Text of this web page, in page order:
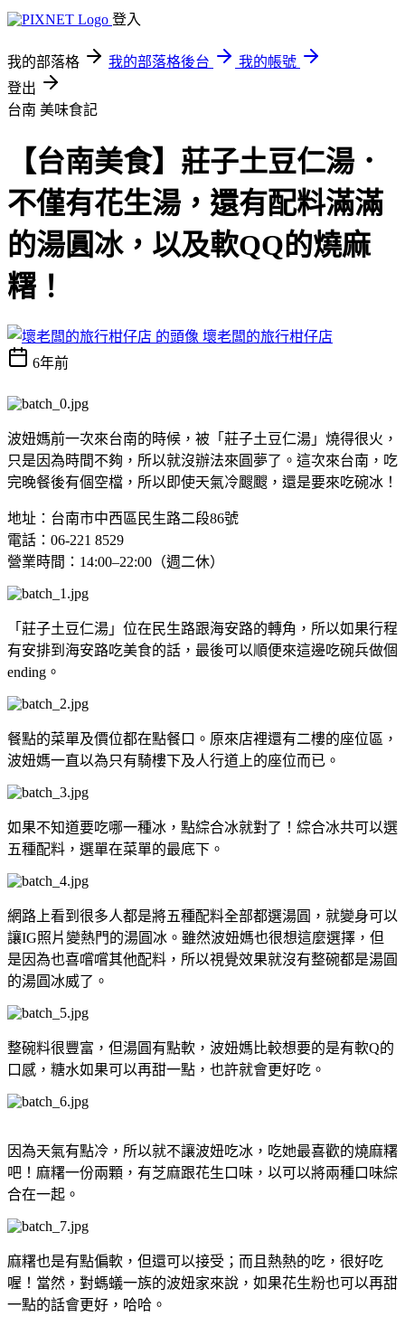
登入
我的部落格 我的部落格後台
我的帳號
登出
台南 美味食記
【台南美食】莊子土豆仁湯．
不僅有花生湯，還有配料滿滿
的湯圓冰，以及軟QQ的燒麻
糬！
壞老闆的旅行柑仔店
6年前
波妞媽前一次來台南的時候，被「莊子土豆仁湯」燒得很火，
只是因為時間不夠，所以就沒辦法來圓夢了。這次來台南，吃
完晚餐後有個空檔，所以即使天氣冷颼颼，還是要來吃碗冰！
地址：台南市中西區民生路二段86號
電話：06-221 8529
營業時間：14:00–22:00（週二休）
「莊子土豆仁湯」位在民生路跟海安路的轉角，所以如果行程
有安排到海安路吃美食的話，最後可以順便來這邊吃碗兵做個
ending。
餐點的菜單及價位都在點餐口。原來店裡還有二樓的座位區，
波妞媽一直以為只有騎樓下及人行道上的座位而已。
如果不知道要吃哪一種冰，點綜合冰就對了！綜合冰共可以選
五種配料，選單在菜單的最底下。
網路上看到很多人都是將五種配料全部都選湯圓，就變身可以
讓IG照片變熱門的湯圓冰。雖然波妞媽也很想這麼選擇，但
是因為也喜嚐嚐其他配料，所以視覺效果就沒有整碗都是湯圓
的湯圓冰威了。
整碗料很豐富，但湯圓有點軟，波妞媽比較想要的是有軟Q的
口感，糖水如果可以再甜一點，也許就會更好吃。
因為天氣有點冷，所以就不讓波妞吃冰，吃她最喜歡的燒麻糬
吧！麻糬一份兩顆，有芝麻跟花生口味，以可以將兩種口味綜
合在一起。
麻糬也是有點偏軟，但還可以接受；而且熱熱的吃，很好吃
喔！當然，對螞蟻一族的波妞家來說，如果花生粉也可以再甜
一點的話會更好，哈哈。